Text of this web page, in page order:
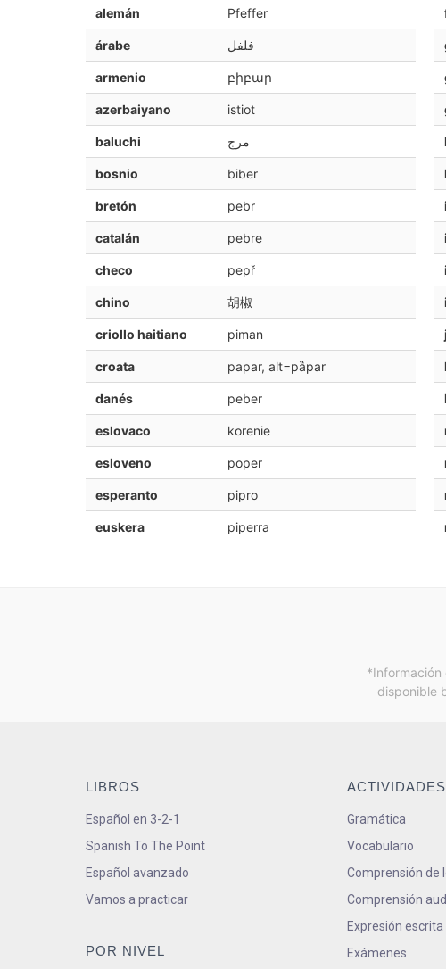
alemán Pfeffer
árabe فلفل
armenio բիբար
azerbaiyano istiot
baluchi مرچ
bosnio biber
bretón pebr
catalán pebre
checo pepř
chino 胡椒
criollo haitiano piman
croata papar, alt=pȁpar
danés peber
eslovaco korenie
esloveno poper
esperanto pipro
euskera piperra
*Información
disponible
LIBROS
Español en 3-2-1
Spanish To The Point
Español avanzado
Vamos a practicar
POR NIVEL
ACTIVIDADES
Gramática
Vocabulario
Comprensión de
Comprensión
Expresión escrita
Exámenes